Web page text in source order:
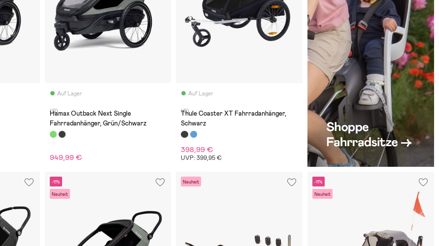
Auf Lager
(0)
Hamax Outback Next Single
Fahrradanhänger, Grün/Schwarz
949,99 €
Auf Lager
(0)
Thule Coaster XT Fahrradanhänger,
Schwarz
398,99 €
UVP: 399,95 €
-11%
Neuheit
Neuheit -11%
Neuheit